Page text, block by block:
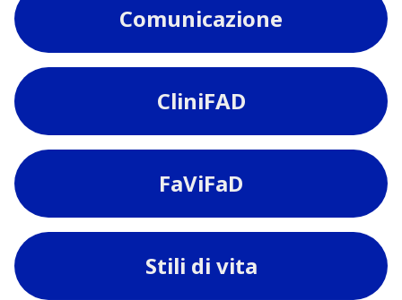
Comunicazione
CliniFAD
FaViFaD
Stili di vita